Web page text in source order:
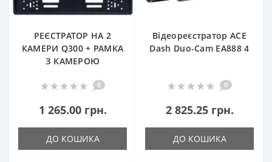
РЕЄСТРАТОР НА 2
КАМЕРИ Q300 + РАМКА
З КАМЕРОЮ
0
1 265.00 грн.
ДО КОШИКА
Відеореєстратор ACE
Dash Duo-Cam EA888 4
0
2 825.25 грн.
ДО КОШИКА